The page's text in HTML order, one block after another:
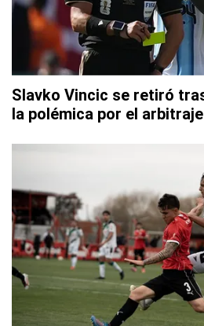
Slavko Vincic se retiró
la polémica por el